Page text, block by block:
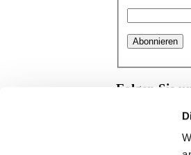
Folgen Sie
Bewertung